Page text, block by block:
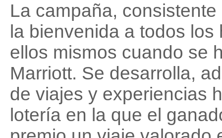
La campaña,
la bienvenida a todos
ellos mismos cuando se
Marriott. Se desarrolla,
de viajes y experiencias
lotería en la que el